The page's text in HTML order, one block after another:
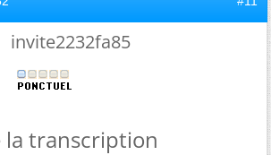
invite2232fa85
la transcription